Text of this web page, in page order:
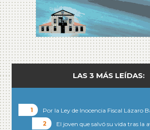
LAS 3 MÁS LEÍDAS:
Por la Ley de Inocencia Fiscal Lázaro
El joven que salvó su vida tras la